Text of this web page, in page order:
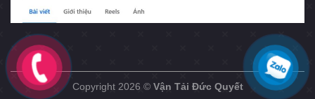
Copyright 2026 © Vận Tải Đức Quyết